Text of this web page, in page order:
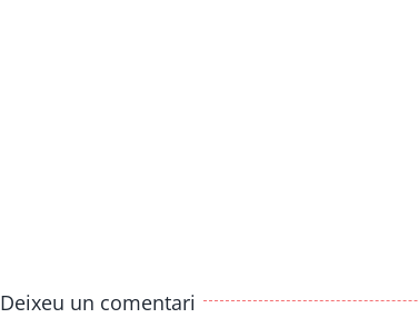
Deixeu un comentari